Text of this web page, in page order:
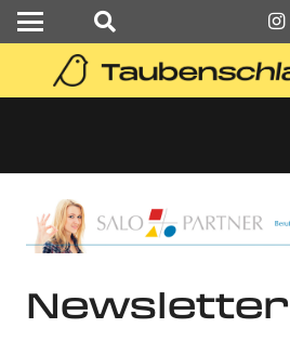
Newsletter